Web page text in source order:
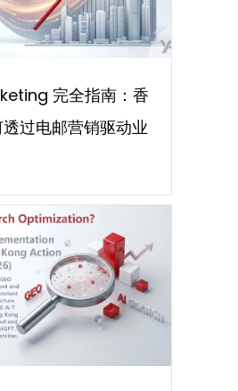
完全指南：香
过电邮营销驱动业